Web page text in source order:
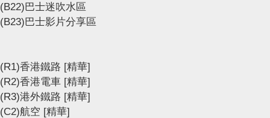
(B22)巴士迷吹水區
(B23)巴士影片分享區
(R1)香港鐵路 [精華]
(R2)香港電車 [精華]
(R3)港外鐵路 [精華]
(C2)航空 [精華]